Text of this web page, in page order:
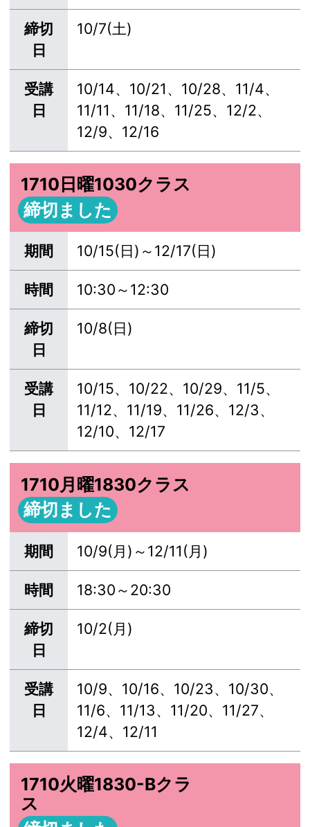
締切
日
10/7(土)
受講
日
10/14、10/21、10/28、11/4、
11/11、11/18、11/25、12/2、
12/9、12/16
1710日曜1030クラス
締切ました
期間 10/15(日)～12/17(日)
時間 10:30～12:30
締切
日
10/8(日)
受講
日
10/15、10/22、10/29、11/5、
11/12、11/19、11/26、12/3、
12/10、12/17
1710月曜1830クラス
締切ました
期間 10/9(月)～12/11(月)
時間 18:30～20:30
締切
日
10/2(月)
受講
日
10/9、10/16、10/23、10/30、
11/6、11/13、11/20、11/27、
12/4、12/11
1710火曜1830-Bクラ
ス